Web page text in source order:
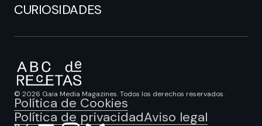
CURIOSIDADES
© 2026 Gaia Media Magazines. Todos los derechos reservados.
Política de Cookies
Política de privacidadAviso legal